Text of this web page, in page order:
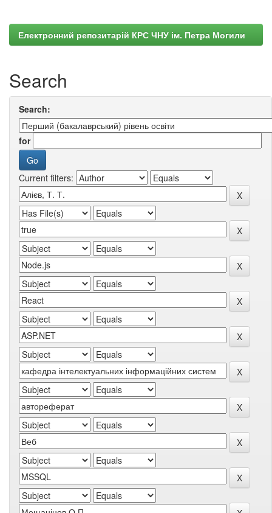
Електронний репозитарій КРС ЧНУ ім. Петра Могили
Search
Search:
for
Current filters: